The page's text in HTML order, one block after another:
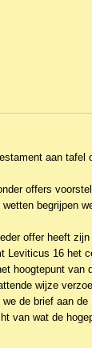
aan tafel
offers
begrijpen
offer heeft
Leviticus 16 het
hoogtepunt van
wijze
de brief aan de
van wat de